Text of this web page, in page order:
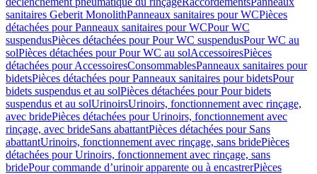
sanitaires Geberit MonolithPanneaux sanitaires pour WCPièces
détachées pour Panneaux sanitaires pour WCPour WC
suspendusPièces détachées pour Pour WC suspendusPour WC au
solPièces détachées pour Pour WC au solAccessoiresPièces
détachées pour AccessoiresConsommablesPanneaux sanitaires pour
bidetsPièces détachées pour Panneaux sanitaires pour bidetsPour
bidets suspendus et au solPièces détachées pour Pour bidets
suspendus et au solUrinoirsUrinoirs, fonctionnement avec rinçage,
avec bridePièces détachées pour Urinoirs, fonctionnement avec
rinçage, avec brideSans abattantPièces détachées pour Sans
abattantUrinoirs, fonctionnement avec rinçage, sans bridePièces
détachées pour Urinoirs, fonctionnement avec rinçage, sans
bridePour commande d’urinoir apparente ou à encastrerPièces